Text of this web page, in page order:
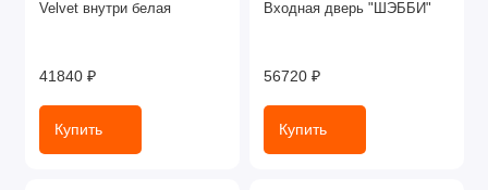
Velvet внутри белая
41840 ₽
Купить
Входная дверь "ШЭББИ"
56720 ₽
Купить